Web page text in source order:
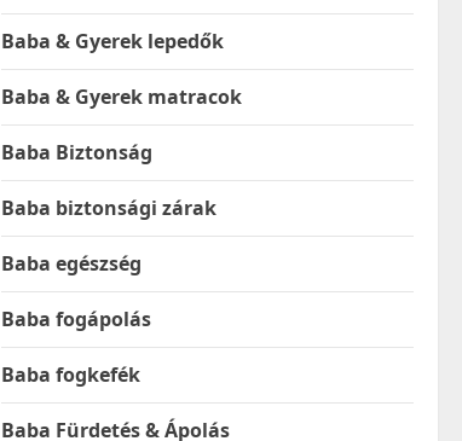
Baba & Gyerek lepedők
Baba & Gyerek matracok
Baba Biztonság
Baba biztonsági zárak
Baba egészség
Baba fogápolás
Baba fogkefék
Baba Fürdetés & Ápolás